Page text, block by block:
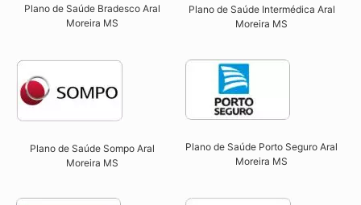
Plano de Saúde Bradesco Aral
Moreira MS
Plano de Saúde Intermédica Aral
Moreira MS​
Plano de Saúde Sompo Aral
Moreira MS​
Plano de Saúde Porto Seguro Aral
Moreira MS​